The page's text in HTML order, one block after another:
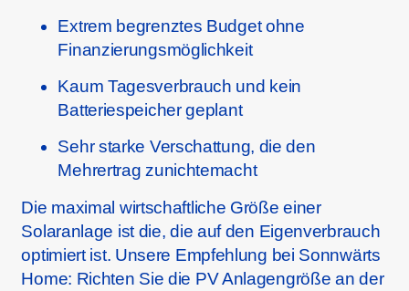
Extrem begrenztes Budget ohne
Finanzierungsmöglichkeit
Kaum Tagesverbrauch und kein
Batteriespeicher geplant
Sehr starke Verschattung, die den
Mehrertrag zunichtemacht
Die maximal wirtschaftliche Größe einer
Solaranlage ist die, die auf den Eigenverbrauch
optimiert ist. Unsere Empfehlung bei Sonnwärts
Home: Richten Sie die PV Anlagengröße an der